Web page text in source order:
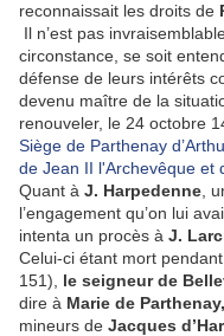
reconnaissait les droits de
Il n’est pas
circonstance, se soit
défense de leurs intérêts
devenu maître de la
renouveler, le 24 octobre
Siège de Parthenay
de Jean II l'Archevêque et
Quant à J. Harpedenne ,
l’engagement qu’on lui
intenta un procès à J.
Celui-ci étant mort
151), le seigneur de
dire à Marie de
mineurs de Jacques